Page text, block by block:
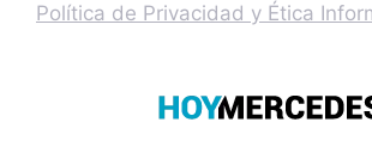
Política de Privacidad y Ética